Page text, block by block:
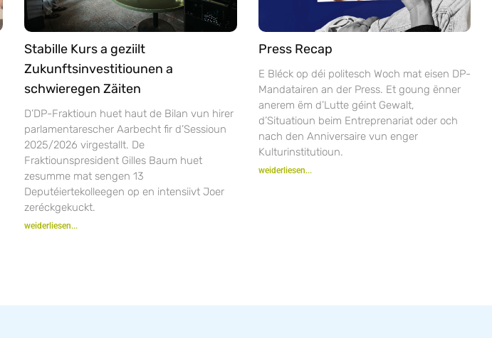
Stabille Kurs a geziilt
Zukunftsinvestitiounen a
schwieregen Zäiten
D’DP-Fraktioun huet haut de Bilan vun hirer
parlamentarescher Aarbecht fir d’Sessioun
2025/2026 virgestallt. De
Fraktiounspresident Gilles Baum huet
zesumme mat sengen 13
Deputéiertekolleegen op en intensiivt Joer
zeréckgekuckt.
weiderliesen...
Press Recap
E Bléck op déi politesch Woch mat eisen DP-
Mandatairen an der Press. Et goung ënner
anerem ëm d’Lutte géint Gewalt,
d’Situatioun beim Entreprenariat oder och
nach den Anniversaire vun enger
Kulturinstitutioun.
weiderliesen...